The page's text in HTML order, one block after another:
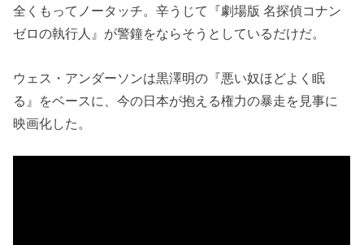
全くもってノータッチ。辛うじて『劇場版 名探偵コナン
ゼロの執行人』が警鐘をならそうとしているだけだ。
ウェス・アンダーソンは黒澤明の『悪い奴ほどよく眠
る』をベースに、今の日本が抱える権力の暴走を見事に
映画化した。